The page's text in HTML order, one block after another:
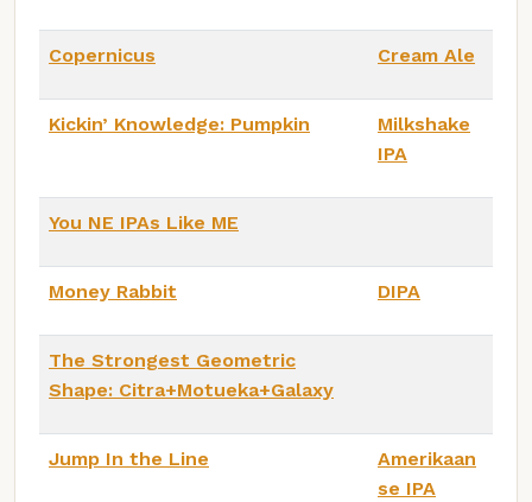
Copernicus Cream Ale
Kickin’ Knowledge: Pumpkin
Milkshake
IPA
You NE IPAs Like ME
Money Rabbit DIPA
The Strongest Geometric
Shape: Citra+Motueka+Galaxy
Jump In the Line
Amerikaan
se IPA